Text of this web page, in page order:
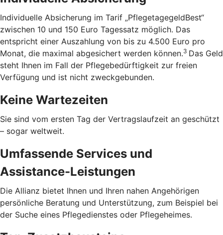
Individuelle Absicherung im Tarif „PflegetagegeldBest“
zwischen 10 und 150 Euro Tagessatz möglich. Das
entspricht einer Auszahlung von bis zu 4.500 Euro pro
Monat, die maximal abgesichert werden können.3 Das Geld
steht Ihnen im Fall der Pflegebedürftigkeit zur freien
Verfügung und ist nicht zweckgebunden.
Keine Wartezeiten
Sie sind vom ersten Tag der Vertragslaufzeit an geschützt
– sogar weltweit.
Umfassende Services und
Assistance-Leistungen
Die Allianz bietet Ihnen und Ihren nahen Angehörigen
persönliche Beratung und Unterstützung, zum Beispiel bei
der Suche eines Pflegedienstes oder Pflegeheimes.